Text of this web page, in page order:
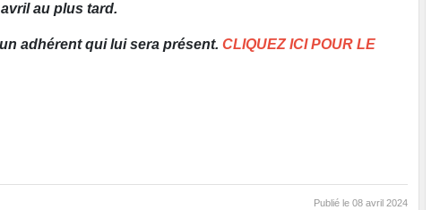
au plus tard.
adhérent qui lui sera présent. CLIQUEZ ICI POUR LE
Publié le 08 avril 2024